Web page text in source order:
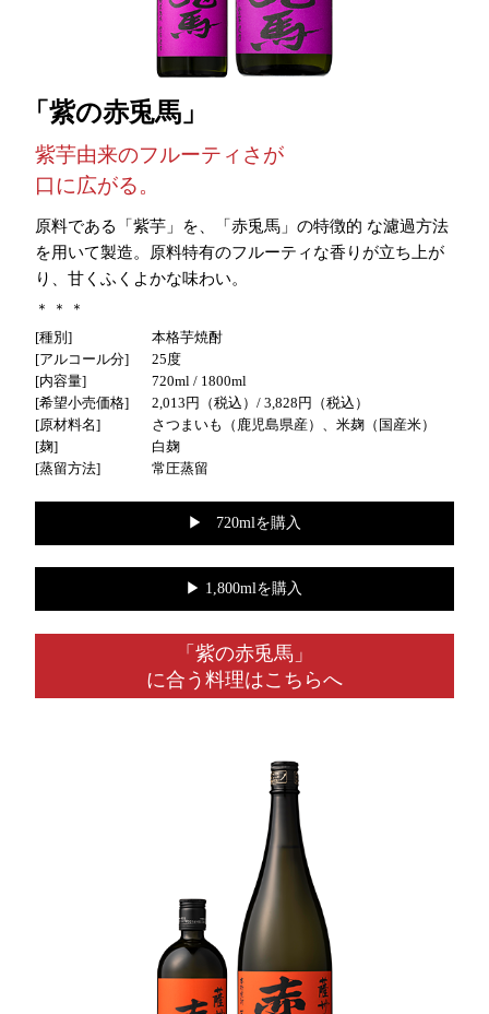
紫の赤兎馬
紫芋由来のフルーティさが
口に広がる。
原料である「紫芋」を、「赤兎馬」の特徴的 な濾過方法
を用いて製造。原料特有のフルーティな香りが立ち上が
り、甘くふくよかな味わい。
種別
本格芋焼酎
アルコール分
25度
内容量
720ml / 1800ml
希望小売価格
2,013円（税込）/ 3,828円（税込）
原材料名
さつまいも（鹿児島県産）、米麹（国産米）
麹
白麹
蒸留方法
常圧蒸留
▶︎ 720mlを購入
▶︎ 1,800mlを購入
「紫の赤兎馬」
に合う料理はこちらへ